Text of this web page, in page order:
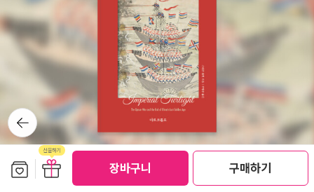
선물하기 장바구니 구매하기
뒤로가
기